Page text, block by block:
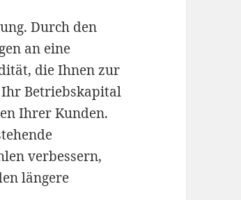
Durch den
an eine
die Ihnen zur
Ihr Betriebskapital
Ihrer Kunden.
verbessern,
längere